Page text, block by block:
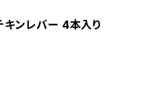
キンレバー 4本入り